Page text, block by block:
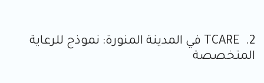
2. TCARE في المدينة المنورة: نموذج للرعاية
المتخصصة